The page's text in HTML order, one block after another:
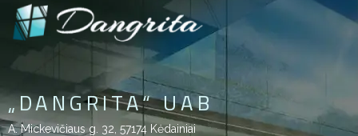
„DANGRITA“ UAB
A. Mickevičiaus g. 32, 57174 Kėdainiai